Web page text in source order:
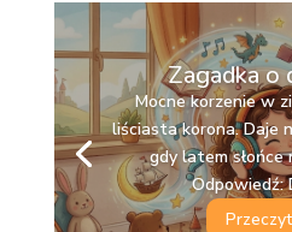
Zagadka o
Mocne korzenie w
liściasta korona. Daje
gdy latem słońce
Odpowiedź: